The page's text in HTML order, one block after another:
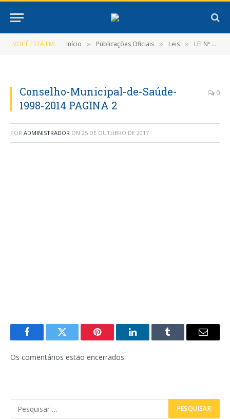
VOCÊ ESTÁ EM: Início » Publicações Oficiais » Leis » LEI Nº 019/1998, DE 05 DE MARÇO DE 1998
Conselho-Municipal-de-Saúde-
1998-2014 PAGINA 2
0
POR ADMINISTRADOR ON 25 DE OUTUBRO DE 2017
FacebookTwitter Pinterest LinkedInTumblr
E-
Os comentários estão encerrados.